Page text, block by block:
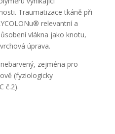
Traumatizace tkáně při
relevantní a
vlákna jako knotu,
úprava.
zejména pro
(fyziologicky
č.2).